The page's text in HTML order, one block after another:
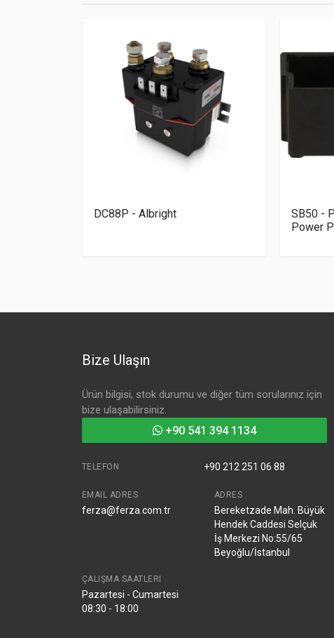
DC88P - Albright
SB50 -
Power
Bize Ulaşın
Ürün bilgisi, stok durumu ve diğer tüm sorularınız için
bize ulaşabilirsiniz.
+90 541 394 1134
TELEFON +90 212 251 06 88
EMAIL ADRES
ferza@ferza.com.tr
ADRES
Bereketzade Mah. Büyük
Hendek Caddesi Selçuk
İş Merkezi No:55/65
Beyoğlu/İstanbul
ÇALIŞMA SAATLERI
Pazartesi - Cumartesi
08:30 - 18:00